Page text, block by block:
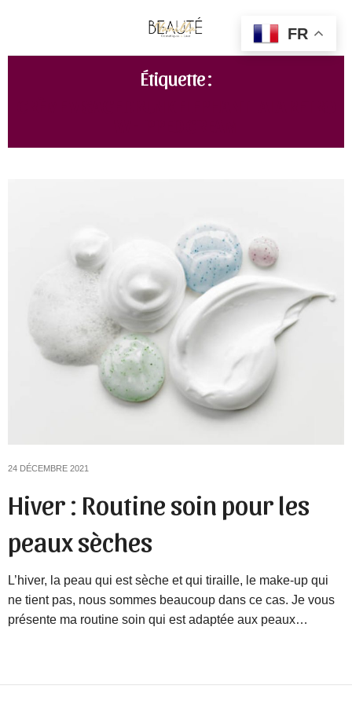
Étiquette :
24 DÉCEMBRE 2021
Hiver : Routine soin pour les
peaux sèches
L’hiver, la peau qui est sèche et qui tiraille, le make-up qui
ne tient pas, nous sommes beaucoup dans ce cas. Je vous
présente ma routine soin qui est adaptée aux peaux…
FR